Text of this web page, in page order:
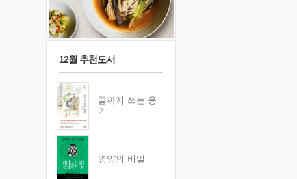
12월 추천도서
끝까지 쓰는 용
기
영양의 비밀